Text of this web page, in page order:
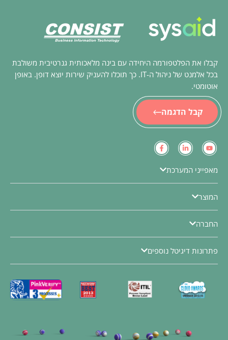
קבלו את הפלטפורמה היחידה עם בינה מלאכותית גנרטיבית משולבת
בכל אלמנט של ניהול ה-IT. כך תוכלו להעניק שירות יוצא דופן. באופן
אוטומטי.
קבל הדגמה
מאפייני המערכת
המוצר
החברה
פתרונות דיגיטל נוספים